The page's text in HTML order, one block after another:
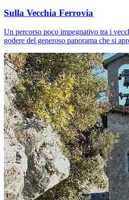
Sulla Vecchia Ferrovia
Un percorso poco impegnativo tra i
godere del generoso panorama che si